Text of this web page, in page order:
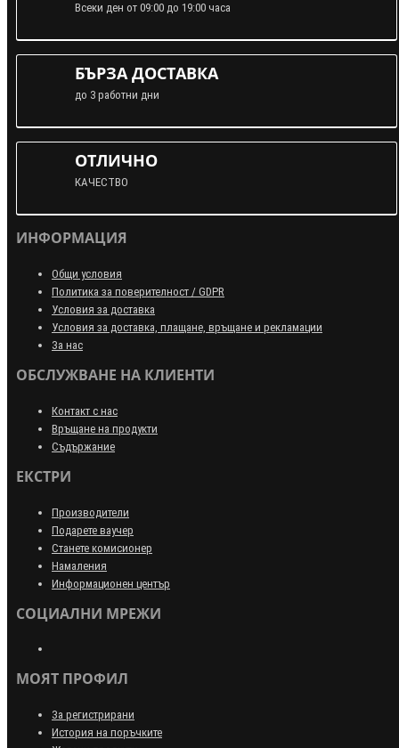
Всеки ден от 09:00 до 19:00 часа
БЪРЗА ДОСТАВКА
до 3 работни дни
ОТЛИЧНО
КАЧЕСТВО
ИНФОРМАЦИЯ
Общи условия
Политика за поверителност / GDPR
Условия за доставка
Условия за доставка, плащане, връщане и рекламации
За нас
ОБСЛУЖВАНЕ НА КЛИЕНТИ
Контакт с нас
Връщане на продукти
Съдържание
ЕКСТРИ
Производители
Подарете ваучер
Станете комисионер
Намаления
Информационен център
СОЦИАЛНИ МРЕЖИ
МОЯТ ПРОФИЛ
За регистрирани
История на поръчките